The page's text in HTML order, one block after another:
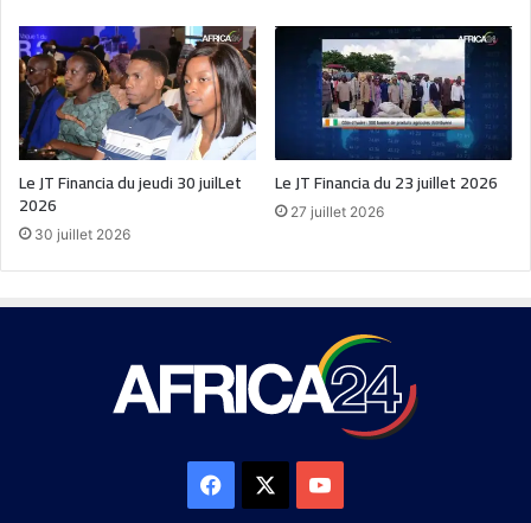
Le JT Financia du jeudi 30 juilLet
2026
30 juillet 2026
Le JT Financia du 23 juillet 2026
27 juillet 2026